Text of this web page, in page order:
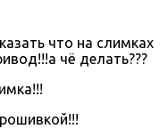
что на слимках
чё делать???